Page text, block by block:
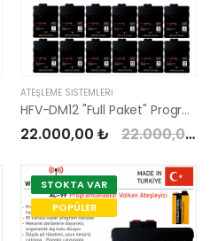
ATEŞLEME SISTEMLERI
HFV-DM12 "Full Paket" Programlanabilir Volkan Ateşleme Sistemi
22.000,00 ₺ 22.000,00 ₺
STOKTA VAR
POPÜLER